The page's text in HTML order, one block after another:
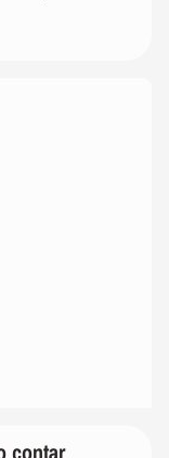
contar